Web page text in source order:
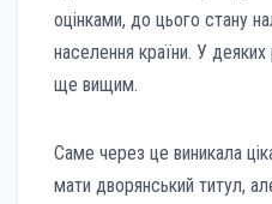
оцінками, до цього стану
населення країни. У деяких
ще вищим.
Саме через це виникала
мати дворянський титул,